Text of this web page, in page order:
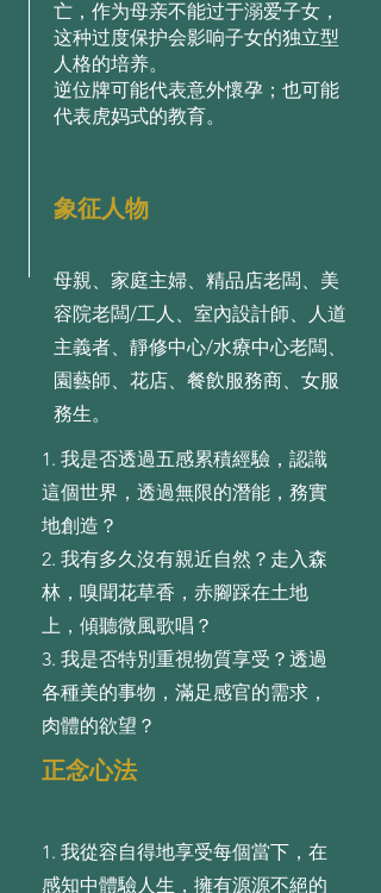
亡，作为母亲不能过于溺爱子女，
这种过度保护会影响子女的独立型
人格的培养。
逆位牌可能代表意外懷孕；也可能
代表虎妈式的教育。
象征人物
母親、家庭主婦、精品店老闆、美
容院老闆/工人、室內設計師、人道
主義者、靜修中心/水療中心老闆、
園藝師、花店、餐飲服務商、女服
務生。
1. 我是否透過五感累積經驗，認識
這個世界，透過無限的潛能，務實
地創造？
2. 我有多久沒有親近⾃然？⾛⼊森
林，嗅聞花草⾹，⾚腳踩在⼟地
上，傾聽微⾵歌唱？
3. 我是否特別重視物質享受？透過
各種美的事物，滿⾜感官的需求，
⾁體的欲望？
正念心法
1. 我從容⾃得地享受每個當下，在
感知中體驗⼈⽣，擁有源源不絕的